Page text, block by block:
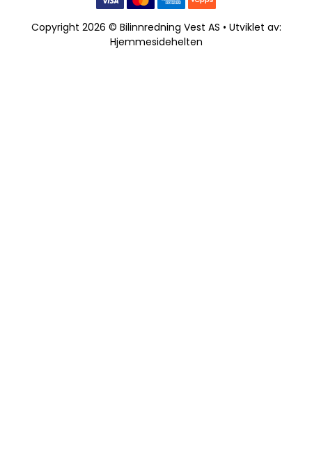
Copyright 2026 © Bilinnredning Vest AS • Utviklet av:
Hjemmesidehelten